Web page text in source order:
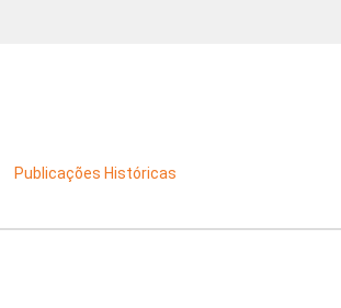
Publicações Históricas